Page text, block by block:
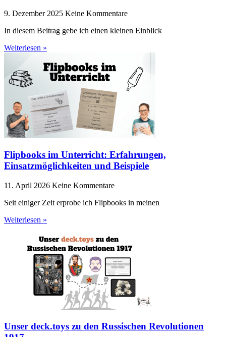
9. Dezember 2025 Keine Kommentare
In diesem Beitrag gebe ich einen kleinen Einblick
Weiterlesen »
Flipbooks im Unterricht: Erfahrungen,
Einsatzmöglichkeiten und Beispiele
11. April 2026 Keine Kommentare
Seit einiger Zeit erprobe ich Flipbooks in meinen
Weiterlesen »
Unser deck.toys zu den Russischen Revolutionen